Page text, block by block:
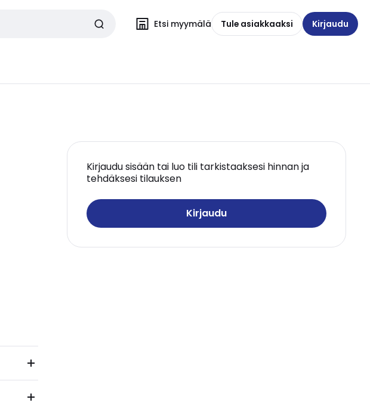
Etsi myymälä Tule asiakkaaksi Kirjaudu
Kirjaudu sisään tai luo tili tarkistaaksesi hinnan ja
tehdäksesi tilauksen
Kirjaudu